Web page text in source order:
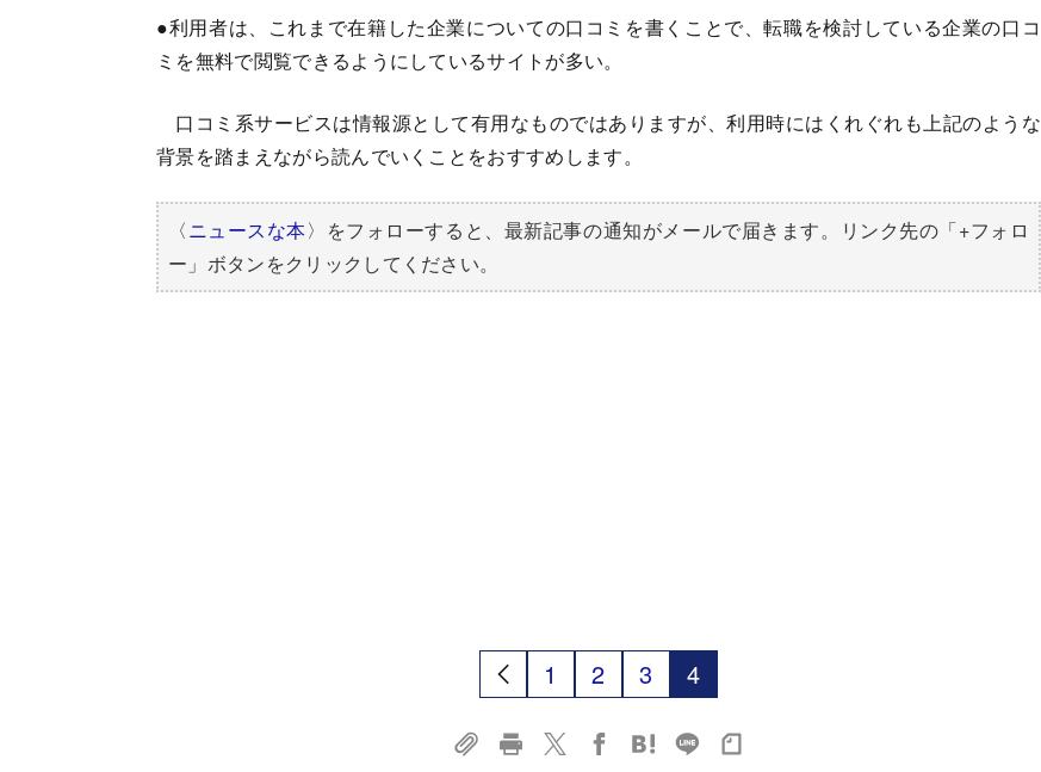
●利用者は、これまで在籍した企業についての口コミを書くことで、転職を検討している企業の口コ
ミを無料で閲覧できるようにしているサイトが多い。
口コミ系サービスは情報源として有用なものではありますが、利用時にはくれぐれも上記のような
背景を踏まえながら読んでいくことをおすすめします。
〈ニュースな本〉をフォローすると、最新記事の通知がメールで届きます。リンク先の「+フォロ
ー」ボタンをクリックしてください。
1 2 3 4